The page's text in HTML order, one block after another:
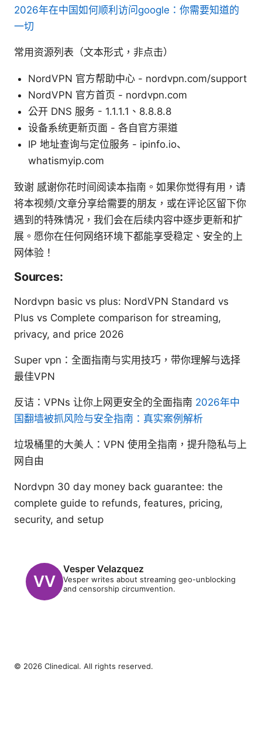
2026年在中国如何顺利访问google：你需要知道的
一切
常用资源列表（文本形式，非点击）
NordVPN 官方帮助中心 - nordvpn.com/support
NordVPN 官方首页 - nordvpn.com
公开 DNS 服务 - 1.1.1.1、8.8.8.8
设备系统更新页面 - 各自官方渠道
IP 地址查询与定位服务 - ipinfo.io、
whatismyip.com
致谢 感谢你花时间阅读本指南。如果你觉得有用，请
将本视频/文章分享给需要的朋友，或在评论区留下你
遇到的特殊情况，我们会在后续内容中逐步更新和扩
展。愿你在任何网络环境下都能享受稳定、安全的上
网体验！
Sources:
Nordvpn basic vs plus: NordVPN Standard vs
Plus vs Complete comparison for streaming,
privacy, and price 2026
Super vpn：全面指南与实用技巧，带你理解与选择
最佳VPN
反诘：VPNs 让你上网更安全的全面指南 2026年中
国翻墙被抓风险与安全指南：真实案例解析
垃圾桶里的大美人：VPN 使用全指南，提升隐私与上
网自由
Nordvpn 30 day money back guarantee: the
complete guide to refunds, features, pricing,
security, and setup
Vesper Velazquez
Vesper writes about streaming geo-unblocking
and censorship circumvention.
© 2026 Clinedical. All rights reserved.